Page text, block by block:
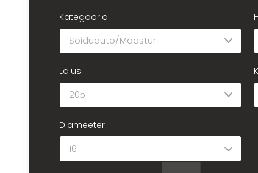
Kategooria
Laius
Diameeter